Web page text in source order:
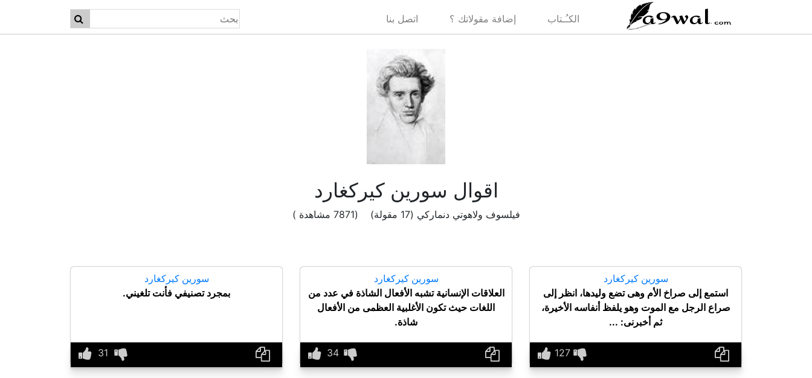
الكـُـتاب إضافة مقولاتك ؟ اتصل بنا
اقوال سورين كيركغارد
فيلسوف ولاهوتي دنماركي (17 مقولة) (7871 مشاهدة )
سورين كيركغارد
استمع إلى صراخ الأم وهى تضع وليدها، انظر إلى
صراع الرجل مع الموت وهو يلفظ أنفاسه الأخيرة،
ثم أخبرنى: ...
سورين كيركغارد
العلاقات الإنسانية تشبه الأفعال الشاذة في عدد من
اللغات حيث تكون الأغلبية العظمى من الأفعال
شاذة.
سورين كيركغارد
بمجرد تصنيفي فأنت تلغيني.